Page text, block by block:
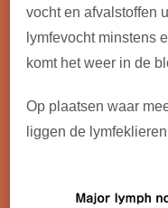
vocht en afvalstoffen
lymfevocht minstens
komt het weer in de
Op plaatsen waar
liggen de